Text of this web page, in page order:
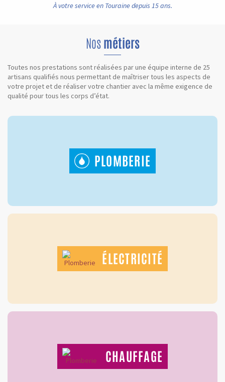
À votre service en Touraine depuis 15 ans.
Nosmétiers
Toutes nos prestations sont réalisées par une équipe interne de 25
artisans qualifiés nous permettant de maîtriser tous les aspects de
votre projet et de réaliser votre chantier avec la même exigence de
qualité pour tous les corps d’état.
PLOMBERIE
ÉLECTRICITÉ
CHAUFFAGE